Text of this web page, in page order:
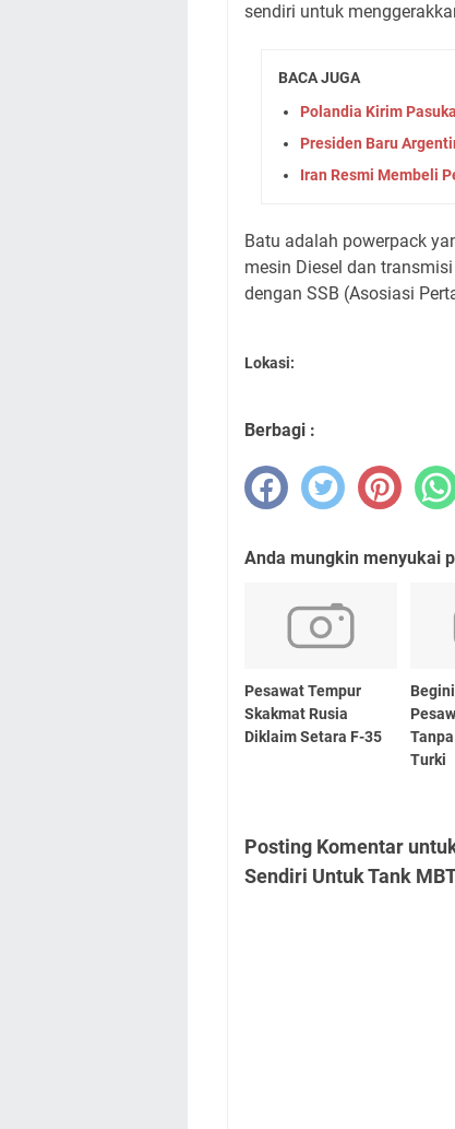
sendiri untuk
BACA JUGA
Polandia Kirim
Presiden Baru
Iran Resmi Membeli
Batu adalah powerpack
mesin Diesel dan
dengan SSB (Asosiasi
Lokasi:
Berbagi :
Anda mungkin menyukai
Pesawat Tempur
Skakmat Rusia
Diklaim Setara F-35
Turki
Posting Komentar
Sendiri Untuk Tank